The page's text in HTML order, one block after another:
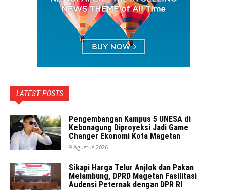
LATEST POSTS
Pengembangan Kampus 5 UNESA di
Kebonagung Diproyeksi Jadi Game
Changer Ekonomi Kota Magetan
9 Agustus 2026
Sikapi Harga Telur Anjlok dan Pakan
Melambung, DPRD Magetan Fasilitasi
Audensi Peternak dengan DPR RI